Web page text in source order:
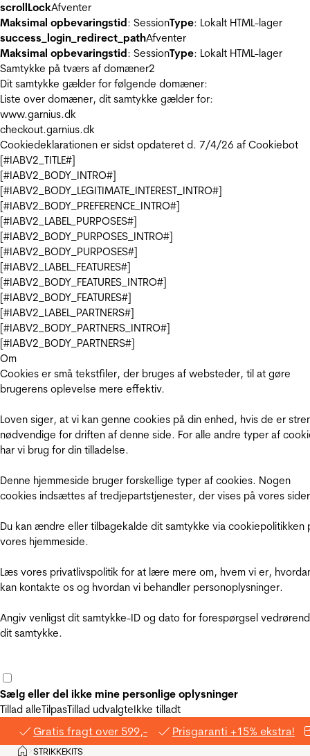
scrollLockAfventer
Maksimal opbevaringstid: SessionType: Lokalt HTML-lager
success_login_redirect_pathAfventer
Maksimal opbevaringstid: SessionType: Lokalt HTML-lager
Samtykke på tværs af domæner2
Dit samtykke gælder for følgende domæner:
Liste over domæner, dit samtykke gælder for:
www.garnius.dk
checkout.garnius.dk
Cookiedeklarationen er sidst opdateret d. 7/4/26 af Cookiebot
[#IABV2_TITLE#]
[#IABV2_BODY_INTRO#]
[#IABV2_BODY_LEGITIMATE_INTEREST_INTRO#]
[#IABV2_BODY_PREFERENCE_INTRO#]
[#IABV2_LABEL_PURPOSES#]
[#IABV2_BODY_PURPOSES_INTRO#]
[#IABV2_BODY_PURPOSES#]
[#IABV2_LABEL_FEATURES#]
[#IABV2_BODY_FEATURES_INTRO#]
[#IABV2_BODY_FEATURES#]
[#IABV2_LABEL_PARTNERS#]
[#IABV2_BODY_PARTNERS_INTRO#]
[#IABV2_BODY_PARTNERS#]
Om
Cookies er små tekstfiler, der bruges af websteder, til at gøre
brugerens oplevelse mere effektiv.
Loven siger, at vi kan genne cookies på din enhed, hvis de er
nødvendige for driften af denne side. For alle andre typer af
har vi brug for din tilladelse.
Denne hjemmeside bruger forskellige typer af cookies. Nogen
cookies indsættes af tredjepartstjenester, der vises på vores
Du kan ændre eller tilbagekalde dit samtykke via cookiepolitikken
vores hjemmeside.
Læs vores privatlivspolitik for at lære mere om, hvem vi er,
kan kontakte os og hvordan vi behandler personoplysninger.
Angiv venligst dit samtykke-ID og dato for forespørgsel
dit samtykke.
Sælg eller del ikke mine personlige oplysninger
Tillad alleTilpasTillad udvalgteIkke tilladt
Gratis fragt over 599,- Prisgaranti +15% ekstra!
Hjem
>STRIKKEKITS